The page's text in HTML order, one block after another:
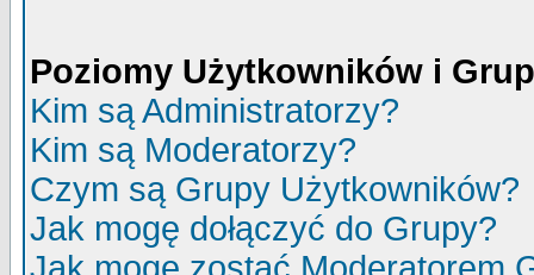
Poziomy Użytkowników i
Kim są Administratorzy?
Kim są Moderatorzy?
Czym są Grupy Użytkowników?
Jak mogę dołączyć do Grupy?